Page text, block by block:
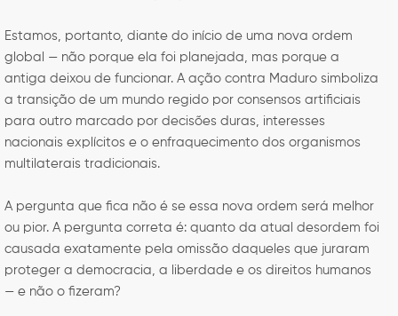
Estamos, portanto, diante do início de uma nova ordem
global — não porque ela foi planejada, mas porque a
antiga deixou de funcionar. A ação contra Maduro simboliza
a transição de um mundo regido por consensos artificiais
para outro marcado por decisões duras, interesses
nacionais explícitos e o enfraquecimento dos organismos
multilaterais tradicionais.
A pergunta que fica não é se essa nova ordem será melhor
ou pior. A pergunta correta é: quanto da atual desordem foi
causada exatamente pela omissão daqueles que juraram
proteger a democracia, a liberdade e os direitos humanos
— e não o fizeram?